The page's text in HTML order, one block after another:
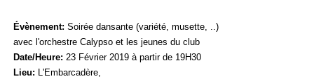
Évènement: Soirée dansante (variété, musette, ..)
avec l'orchestreCalypso et les jeunes du club
Date/Heure: 23 Février 2019 à partir de 19H30
Lieu: L'Embarcadère,